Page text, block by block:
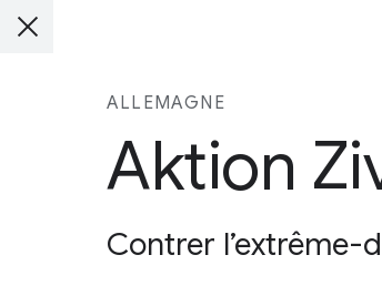
ALLEMAGNE
Aktion
Contrer l’extrême-